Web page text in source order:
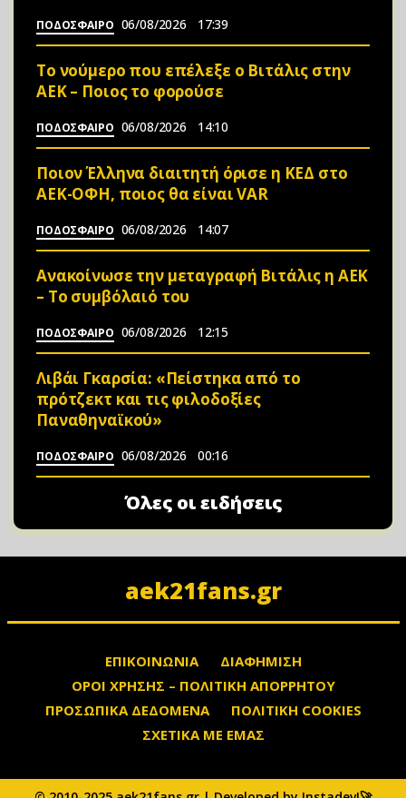
ΠΟΔΟΣΦΑΙΡΟ 06/08/2026 17:39
Το νούμερο που επέλεξε ο Βιτάλις στην
ΑΕΚ – Ποιος το φορούσε
ΠΟΔΟΣΦΑΙΡΟ 06/08/2026 14:10
Ποιον Έλληνα διαιτητή όρισε η ΚΕΔ στο
ΑΕΚ-ΟΦΗ, ποιος θα είναι VAR
ΠΟΔΟΣΦΑΙΡΟ 06/08/2026 14:07
Ανακοίνωσε την μεταγραφή Βιτάλις η ΑΕΚ
– Το συμβόλαιό του
ΠΟΔΟΣΦΑΙΡΟ 06/08/2026 12:15
Λιβάι Γκαρσία: «Πείστηκα από το
πρότζεκτ και τις φιλοδοξίες
Παναθηναϊκού»
ΠΟΔΟΣΦΑΙΡΟ 06/08/2026 00:16
Όλες οι ειδήσεις
aek21fans.gr
ΕΠΙΚΟΙΝΩΝΙΑ
ΔΙΑΦΗΜΙΣΗ
ΟΡΟΙ ΧΡΗΣΗΣ – ΠΟΛΙΤΙΚΗ ΑΠΟΡΡΗΤΟΥ
ΠΡΟΣΩΠΙΚΑ ΔΕΔΟΜΕΝΑ
ΠΟΛΙΤΙΚΗ COOKIES
ΣΧΕΤΙΚΑ ΜΕ ΕΜΑΣ